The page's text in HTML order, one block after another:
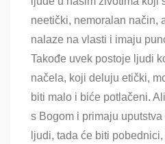
neetički, nemoralan način,
nalaze na vlasti i imaju
Takođe uvek postoje ljudi
načela, koji deluju etički,
biti malo i biće potlačeni.
s Bogom i primaju
ljudi, tada će biti